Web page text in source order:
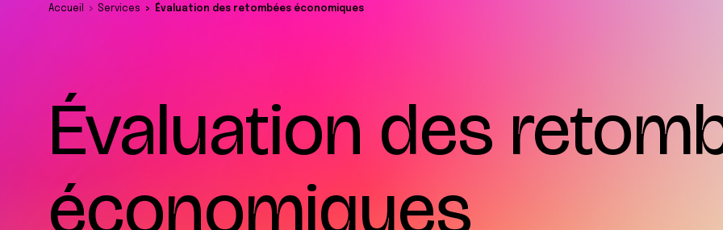
Accueil Services Évaluation des retombées économiques
Évaluation des
économiques